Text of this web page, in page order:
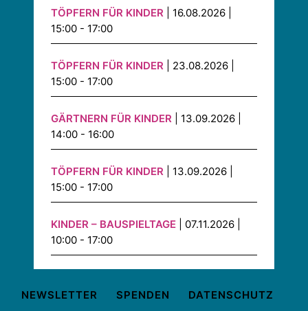
TÖPFERN FÜR KINDER | 16.08.2026 |
15:00 - 17:00
TÖPFERN FÜR KINDER | 23.08.2026 |
15:00 - 17:00
GÄRTNERN FÜR KINDER | 13.09.2026 |
14:00 - 16:00
TÖPFERN FÜR KINDER | 13.09.2026 |
15:00 - 17:00
KINDER – BAUSPIELTAGE | 07.11.2026 |
10:00 - 17:00
NEWSLETTER SPENDEN DATENSCHUTZ